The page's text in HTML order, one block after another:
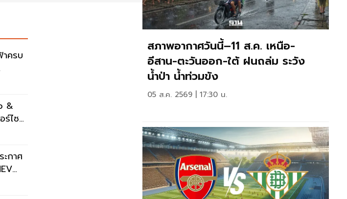
ครบ
&
ร์ไซค์
กาศ
สภาพอากาศวันนี้–11 ส.ค. เหนือ-
อีสาน-ตะวันออก-ใต้ ฝนถล่ม ระวัง
น้ำป่า น้ำท่วมขัง
05 ส.ค. 2569 | 17:30 น.